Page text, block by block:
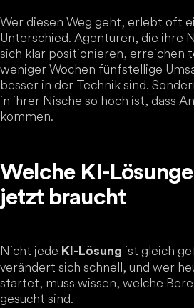
Wer diesen Weg geht, erlebt oft
Unterschied. Agenturen, die ihre
sich klar positionieren, erreichen
weniger Wochen fünfstellige
besser in der Technik sind.
in ihrer Nische so hoch ist, dass
kommen.
Welche KI-
jetzt braucht
Nicht jede KI-Lösung ist gleich
verändert sich schnell, und wer
startet, muss wissen, welche
gesucht sind.